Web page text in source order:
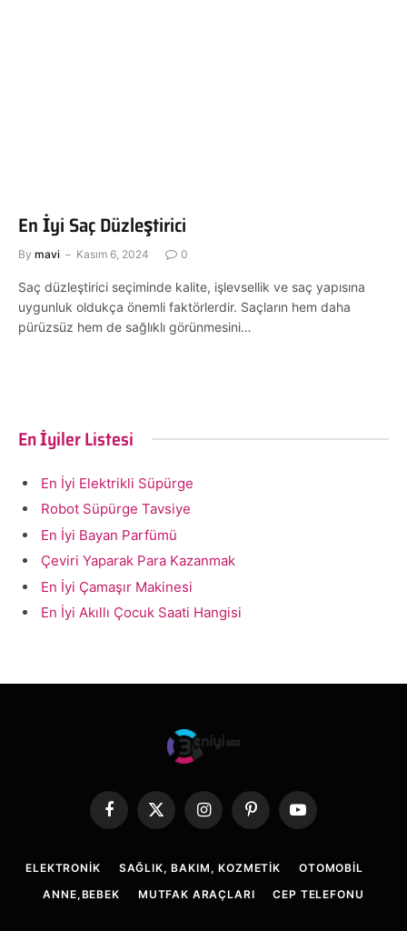
En İyi Saç Düzleştirici
By mavi Kasım 6, 2024 0
Saç düzleştirici seçiminde kalite, işlevsellik ve saç yapısına
uygunluk oldukça önemli faktörlerdir. Saçların hem daha
pürüzsüz hem de sağlıklı görünmesini…
En İyiler Listesi
En İyi Elektrikli Süpürge
Robot Süpürge Tavsiye
En İyi Bayan Parfümü
Çeviri Yaparak Para Kazanmak
En İyi Çamaşır Makinesi
En İyi Akıllı Çocuk Saati Hangisi
Facebook
X
(Twitter)
InstagramPinterestYouTube
ELEKTRONIK SAĞLIK, BAKIM, KOZMETIK
OTOMOBIL
ANNE,BEBEK
MUTFAK ARAÇLARI CEP TELEFONU